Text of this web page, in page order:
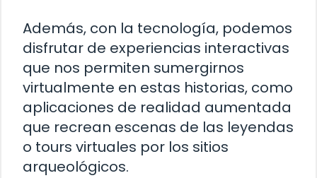
Además, con la tecnología, podemos
disfrutar de experiencias interactivas
que nos permiten sumergirnos
virtualmente en estas historias, como
aplicaciones de realidad aumentada
que recrean escenas de las leyendas
o tours virtuales por los sitios
arqueológicos.